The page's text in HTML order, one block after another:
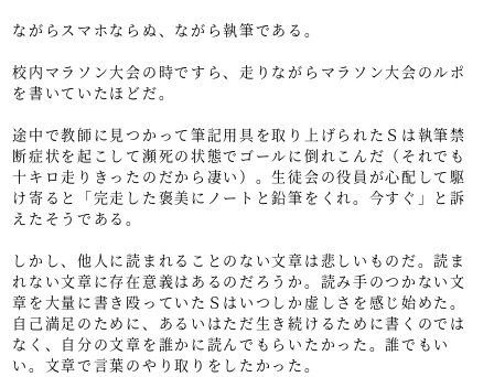
ながらスマホならぬ、ながら執筆である。
校内マラソン大会の時ですら、走りながらマラソン大会のルポ
を書いていたほどだ。
途中で教師に見つかって筆記用具を取り上げられたＳは執筆禁
断症状を起こして瀕死の状態でゴールに倒れこんだ（それでも
十キロ走りきったのだから凄い）。生徒会の役員が心配して駆
け寄ると「完走した褒美にノートと鉛筆をくれ。今すぐ」と訴
えたそうである。
しかし、他人に読まれることのない文章は悲しいものだ。読ま
れない文章に存在意義はあるのだろうか。読み手のつかない文
章を大量に書き殴っていたＳはいつしか虚しさを感じ始めた。
自己満足のために、あるいはただ生き続けるために書くのでは
なく、自分の文章を誰かに読んでもらいたかった。誰でもい
い。文章で言葉のやり取りをしたかった。